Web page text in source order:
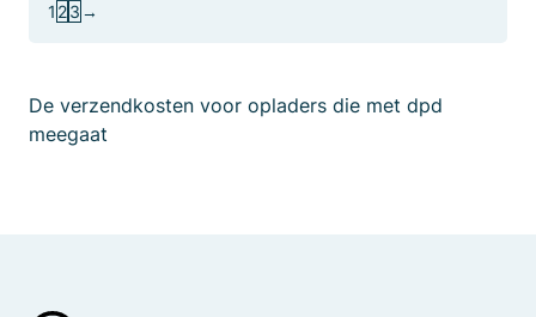
1 23 →
De verzendkosten voor opladers die met dpd
meegaat